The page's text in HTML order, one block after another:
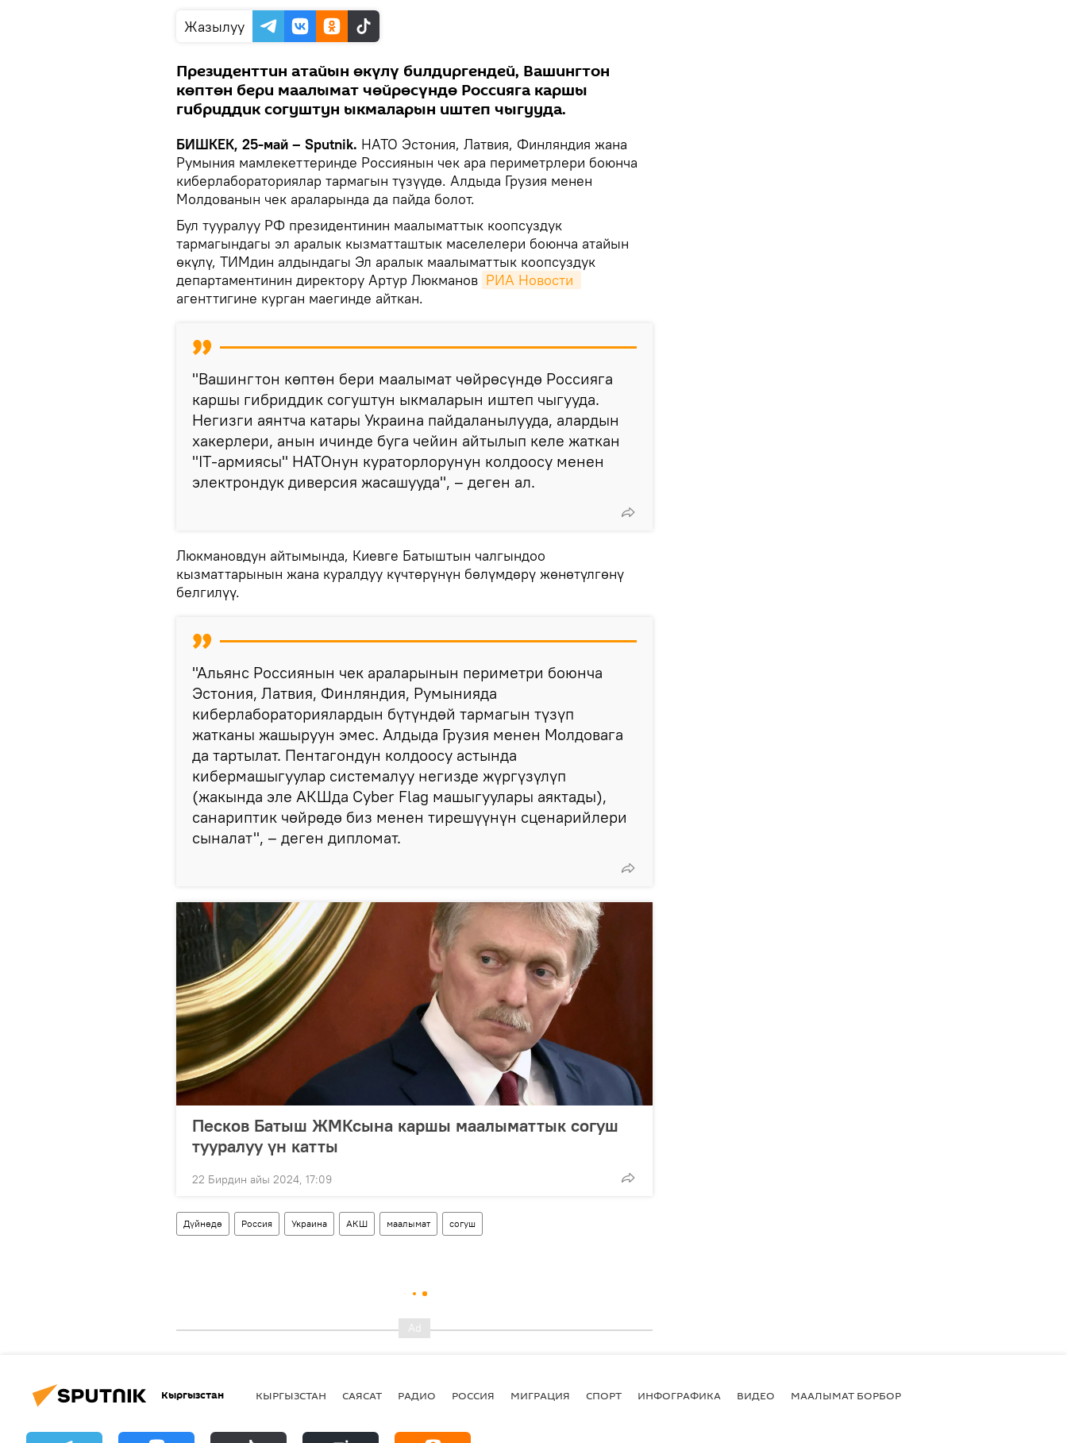
Жазылуу
Президенттин атайын өкүлү билдиргендей, Вашингтон
көптөн бери маалымат чөйрөсүндө Россияга каршы
гибриддик согуштун ыкмаларын иштеп чыгууда.
БИШКЕК, 25-май – Sputnik. НАТО Эстония, Латвия, Финляндия жана
Румыния мамлекеттеринде Россиянын чек ара периметрлери боюнча
киберлабораториялар тармагын түзүүдө. Алдыда Грузия менен
Молдованын чек араларында да пайда болот.
Бул тууралуу РФ президентинин маалыматтык коопсуздук
тармагындагы эл аралык кызматташтык маселелери боюнча атайын
өкүлү, ТИМдин алдындагы Эл аралык маалыматтык коопсуздук
департаментинин директору Артур Люкманов
агенттигине курган маегинде айткан.
"Вашингтон көптөн бери маалымат чөйрөсүндө Россияга
каршы гибриддик согуштун ыкмаларын иштеп чыгууда.
Негизги аянтча катары Украина пайдаланылууда, алардын
хакерлери, анын ичинде буга чейин айтылып келе жаткан
"IT-армиясы" НАТОнун кураторлорунун колдоосу менен
электрондук диверсия жасашууда", – деген ал.
Люкмановдун айтымында, Киевге Батыштын чалгындоо
кызматтарынын жана куралдуу күчтөрүнүн бөлүмдөрү жөнөтүлгөнү
белгилүү.
"Альянс Россиянын чек араларынын периметри боюнча
Эстония, Латвия, Финляндия, Румынияда
киберлабораториялардын бүтүндөй тармагын түзүп
жатканы жашыруун эмес. Алдыда Грузия менен Молдовага
да тартылат. Пентагондун колдоосу астында
кибермашыгуулар системалуу негизде жүргүзүлүп
(жакында эле АКШда Cyber Flag машыгуулары аяктады),
санариптик чөйрөдө биз менен тирешүүнүн сценарийлери
сыналат", – деген дипломат.
Песков Батыш ЖМКсына каршы маалыматтык согуш
тууралуу үн катты
22 Бирдин айы 2024, 17:09
Дүйнөдө Россия Украина АКШ маалымат согуш
Кыргызстан КЫРГЫЗСТАН САЯСАТ РАДИО РОССИЯ МИГРАЦИЯ СПОРТ ИНФОГРАФИКА ВИДЕО МААЛЫМАТ БОРБОР